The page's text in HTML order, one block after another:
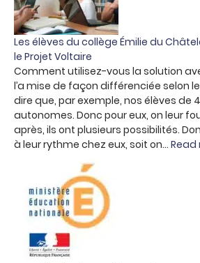
Les élèves du collège Émilie du
le Projet Voltaire
Comment utilisez-vous la solution
l’a mise de façon différenciée selon
dire que, par exemple, nos élèves de
autonomes. Donc pour eux, on leur
après, ils ont plusieurs possibilités.
à leur rythme chez eux, soit on… Read